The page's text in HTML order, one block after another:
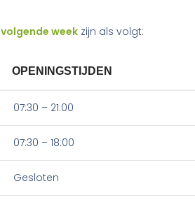
volgende week zijn als volgt:
OPENINGSTIJDEN
07:30 – 21:00
07:30 – 18:00
Gesloten